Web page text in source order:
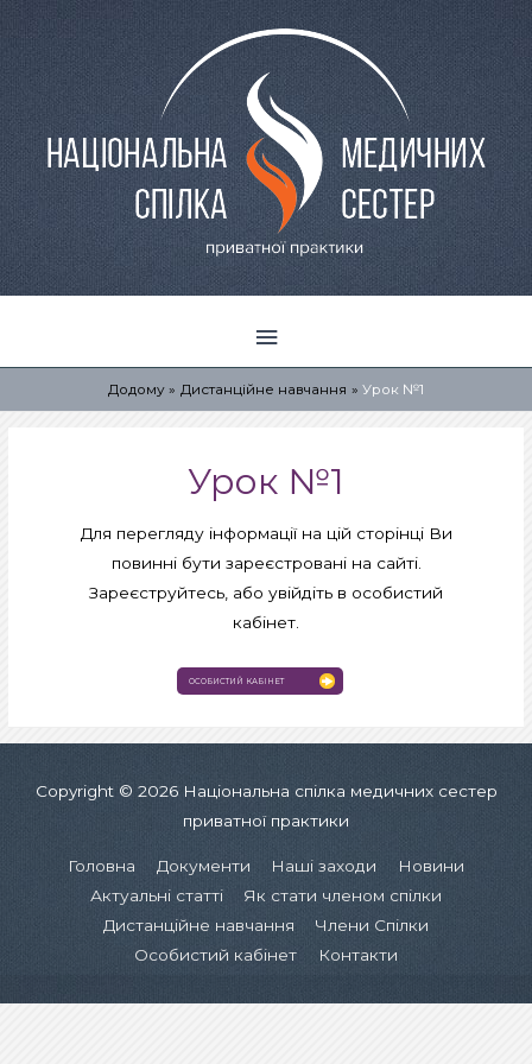
Головне
меню
Додому Дистанційне навчання Урок №1
Урок №1
Для перегляду інформації на цій сторінці Ви
повинні бути зареєстровані на сайті.
Зареєструйтесь, або увійдіть в особистий
кабінет.
ОСОБИСТИЙ КАБІНЕТ
Copyright © 2026 Національна спілка медичних сестер
приватної практики
Головна Документи Наші заходи
Новини
Актуальні статті
Як стати членом спілки
Дистанційне навчання
Члени Спілки
Особистий кабінет
Контакти